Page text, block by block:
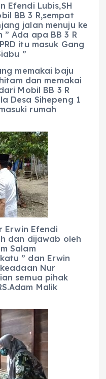
Efendi Lubis,SH
BB 3 R,sempat
jalan menuju ke
Ada apa BB 3 R
itu masuk Gang
”
memakai baju
dan memakai
Mobil BB 3 R
Desa Sihepeng 1
rumah
Erwin Efendi
dan dijawab oleh
Salam
” dan Erwin
Nur
semua pihak
Malik